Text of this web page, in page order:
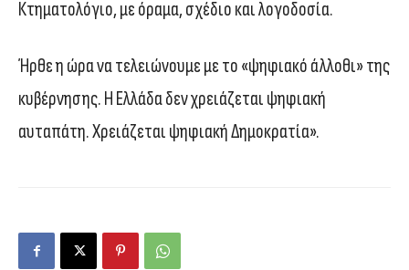
Κτηματολόγιο, με όραμα, σχέδιο και λογοδοσία.
Ήρθε η ώρα να τελειώνουμε με το «ψηφιακό άλλοθι» της
κυβέρνησης. Η Ελλάδα δεν χρειάζεται ψηφιακή
αυταπάτη. Χρειάζεται ψηφιακή Δημοκρατία».